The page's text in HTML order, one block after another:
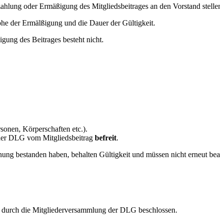
oder Ermäßigung des Mitgliedsbeitrages an den Vorstand
der Ermälßigung und die Dauer der Gültigkeit.
des Beitrages besteht nicht.
Körperschaften etc.).
DLG vom Mitgliedsbeitrag befreit.
bestanden haben, behalten Gültigkeit und müssen nicht erneut
die Mitgliederversammlung der DLG beschlossen.